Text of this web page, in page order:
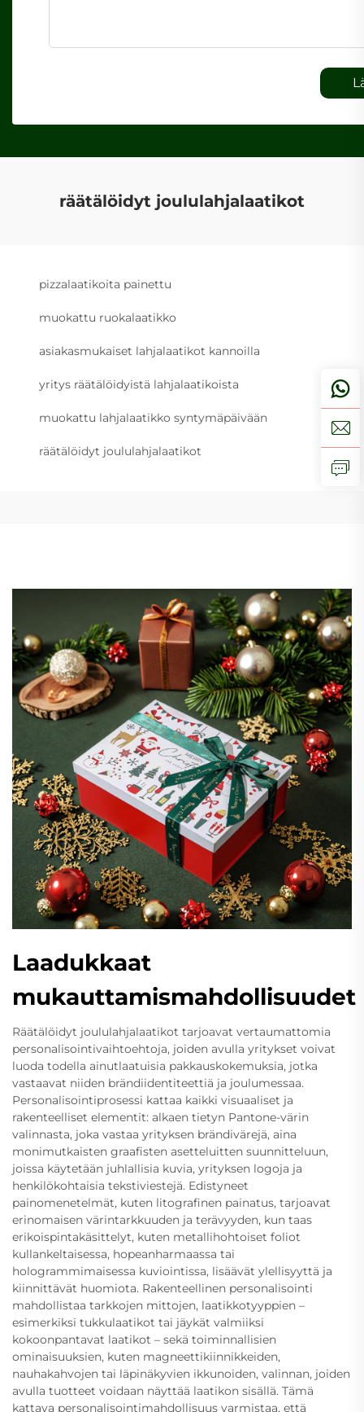
räätälöidyt joululahjalaatikot
pizzalaatikoita painettu
muokattu ruokalaatikko
asiakasmukaiset lahjalaatikot kannoilla
yritys räätälöidyistä lahjalaatikoista
muokattu lahjalaatikko syntymäpäivään
räätälöidyt joululahjalaatikot
Laadukkaat
mukauttamismahdollisuudet
Räätälöidyt joululahjalaatikot tarjoavat vertaumattomia
personalisointivaihtoehtoja, joiden avulla yritykset voivat
luoda todella ainutlaatuisia pakkauskokemuksia, jotka
vastaavat niiden brändiidentiteettiä ja joulumessaa.
Personalisointiprosessi kattaa kaikki visuaaliset ja
rakenteelliset elementit: alkaen tietyn Pantone-värin
valinnasta, joka vastaa yrityksen brändivärejä, aina
monimutkaisten graafisten asetteluitten suunnitteluun,
joissa käytetään juhlallisia kuvia, yrityksen logoja ja
henkilökohtaisia tekstiviestejä. Edistyneet
painomenetelmät, kuten litografinen painatus, tarjoavat
erinomaisen värintarkkuuden ja terävyyden, kun taas
erikoispintakäsittelyt, kuten metallihohtoiset foliot
kullankeltaisessa, hopeanharmaassa tai
hologrammimaisessa kuviointissa, lisäävät ylellisyyttä ja
kiinnittävät huomiota. Rakenteellinen personalisointi
mahdollistaa tarkkojen mittojen, laatikkotyyppien –
esimerkiksi tukkulaatikot tai jäykät valmiiksi
kokoonpantavat laatikot – sekä toiminnallisien
ominaisuuksien, kuten magneettikiinnikkeiden,
nauhakahvojen tai läpinäkyvien ikkunoiden, valinnan, joiden
avulla tuotteet voidaan näyttää laatikon sisällä. Tämä
kattava personalisointimahdollisuus varmistaa, että